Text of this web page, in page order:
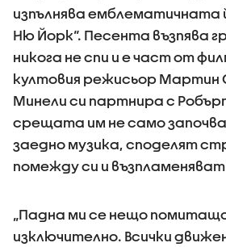
изпълнява емблематичната
Ню Йорк“. Песента възпява
никога не спи и е част от
култовия режисьор Мартин
Минели си партнира с
срещата им не само
заедно музика, споделят
помежду си и
„Падна ми се нещо
изключително. Всички